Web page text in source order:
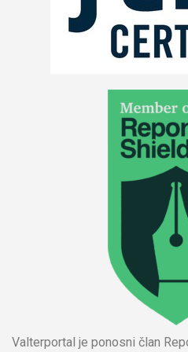
Valterportal je ponosni član